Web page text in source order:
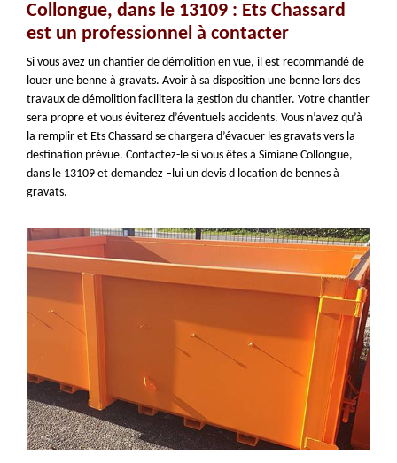
Collongue, dans le 13109 : Ets Chassard
est un professionnel à contacter
Si vous avez un chantier de démolition en vue, il est recommandé de
louer une benne à gravats. Avoir à sa disposition une benne lors des
travaux de démolition facilitera la gestion du chantier. Votre chantier
sera propre et vous éviterez d’éventuels accidents. Vous n’avez qu’à
la remplir et Ets Chassard se chargera d’évacuer les gravats vers la
destination prévue. Contactez-le si vous êtes à Simiane Collongue,
dans le 13109 et demandez –lui un devis d location de bennes à
gravats.